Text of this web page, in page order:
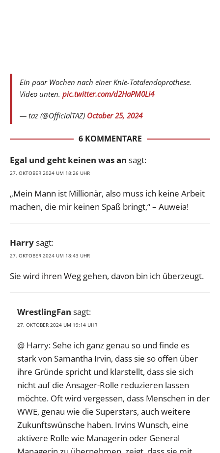
Ein paar Wochen nach einer Knie-Totalendoprothese.
Video unten. pic.twitter.com/d2HaPM0Li4
— taz (@OfficialTAZ) October 25, 2024
6 KOMMENTARE
Egal und geht keinen was an sagt:
27. OKTOBER 2024 UM 18:26 UHR
„Mein Mann ist Millionär, also muss ich keine Arbeit
machen, die mir keinen Spaß bringt,“ – Auweia!
Harrysagt:
27. OKTOBER 2024 UM 18:43 UHR
Sie wird ihren Weg gehen, davon bin ich überzeugt.
WrestlingFan sagt:
27. OKTOBER 2024 UM 19:14 UHR
@ Harry: Sehe ich ganz genau so und finde es
stark von Samantha Irvin, dass sie so offen über
ihre Gründe spricht und klarstellt, dass sie sich
nicht auf die Ansager-Rolle reduzieren lassen
möchte. Oft wird vergessen, dass Menschen in der
WWE, genau wie die Superstars, auch weitere
Zukunftswünsche haben. Irvins Wunsch, eine
aktivere Rolle wie Managerin oder General